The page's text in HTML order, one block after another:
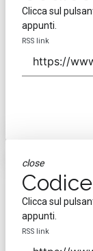
Clicca sul
appunti.
RSS link
close
Clicca sul
appunti.
RSS link